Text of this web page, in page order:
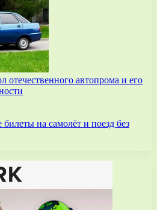
отечественного автопрома и его
на самолёт и поезд без